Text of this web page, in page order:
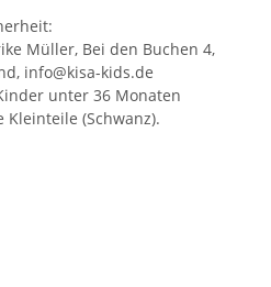
Müller, Bei den Buchen 4,
info@kisa-kids.de
unter 36 Monaten
Kleinteile (Schwanz).